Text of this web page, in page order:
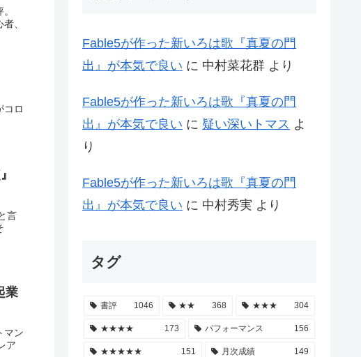
。
、
コロ
言
業
マン
ア
Fable5が作った新いろは歌『真夏の門
出』が本気で良い に 中村菜花群 より
Fable5が作った新いろは歌『真夏の門
出』が本気で良い に 疑い深いトマス よ
り
Fable5が作った新いろは歌『真夏の門
出』が本気で良い に 中村秀実 より
タグ
書評 1046 ★★ 368 ★★★ 304
★★★★ 173 パフォーマンス 156
★★★★★ 151 月次成績 149